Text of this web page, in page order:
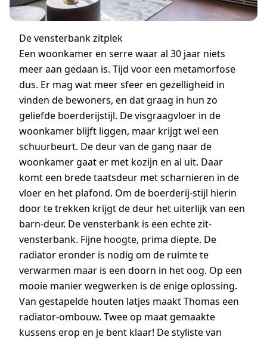
De vensterbank zitplek
Een woonkamer en serre waar al 30 jaar niets
meer aan gedaan is. Tijd voor een metamorfose
dus. Er mag wat meer sfeer en gezelligheid in
vinden de bewoners, en dat graag in hun zo
geliefde boerderijstijl. De visgraagvloer in de
woonkamer blijft liggen, maar krijgt wel een
schuurbeurt. De deur van de gang naar de
woonkamer gaat er met kozijn en al uit. Daar
komt een brede taatsdeur met scharnieren in de
vloer en het plafond. Om de boerderij-stijl hierin
door te trekken krijgt de deur het uiterlijk van een
barn-deur. De vensterbank is een echte zit-
vensterbank. Fijne hoogte, prima diepte. De
radiator eronder is nodig om de ruimte te
verwarmen maar is een doorn in het oog. Op een
mooie manier wegwerken is de enige oplossing.
Van gestapelde houten latjes maakt Thomas een
radiator-ombouw. Twee op maat gemaakte
kussens erop en je bent klaar! De styliste van